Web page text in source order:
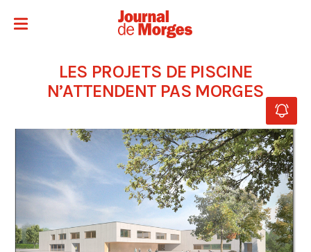
LES PROJETS DE PISCINE
N’ATTENDENT PAS MORGES